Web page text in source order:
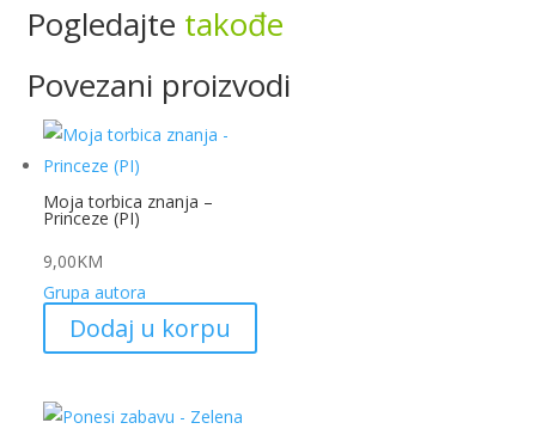
Pogledajte takođe
Povezani proizvodi
Moja torbica znanja –
Princeze (PI)
9,00KM
Grupa autora
Dodaj u korpu